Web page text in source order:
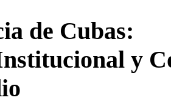
de Cubas:
y